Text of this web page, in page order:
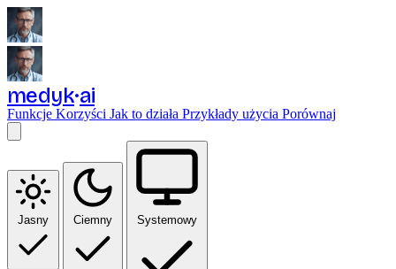
medyk ai
Funkcje Korzyści Jak to działa Przykłady użycia Porównaj
Jasny Ciemny Systemowy